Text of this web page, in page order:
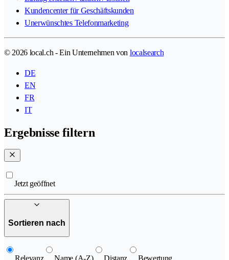
Kundencenter für Geschäftskunden
Unerwünschtes Telefonmarketing
© 2026 local.ch - Ein Unternehmen von localsearch
DE
EN
FR
IT
Ergebnisse filtern
Jetzt geöffnet
Sortieren nach